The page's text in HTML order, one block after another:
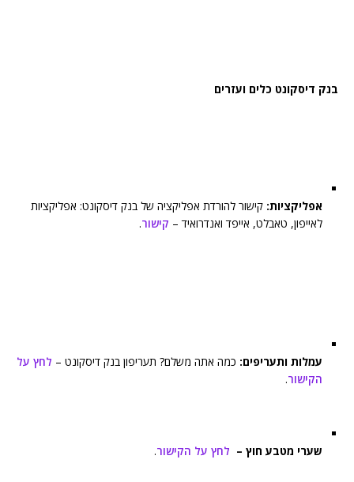
בנק דיסקונט כלים ועזרים
אפליקציות: קישור להורדת אפליקציה של בנק דיסקונט: אפליקציות
לאייפון, טאבלט, אייפד ואנדרואיד – קישור.
עמלות ותעריפים: כמה אתה משלם? תעריפון בנק דיסקונט – לחץ על
הקישור.
שערי מטבע חוץ – לחץ על הקישור.